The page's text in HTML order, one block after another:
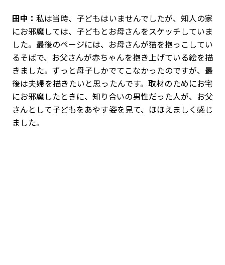
田中：私は当時、子どもはいませんでしたが、知人の家
にお邪魔しては、子どもとお母さんをスケッチしていま
した。最後のページには、お母さんが猫を抱っこしてい
るそばで、お父さんが赤ちゃんを抱き上げている絵を描
きました。ずっと母子しかでてこなかったのですが、最
後は夫婦を描きたいと思ったんです。取材のためにお宅
にお邪魔したときに、知り合いの男性だった人が、お父
さんとして子どもをあやす姿を見て、ほほえましく感じ
ました。